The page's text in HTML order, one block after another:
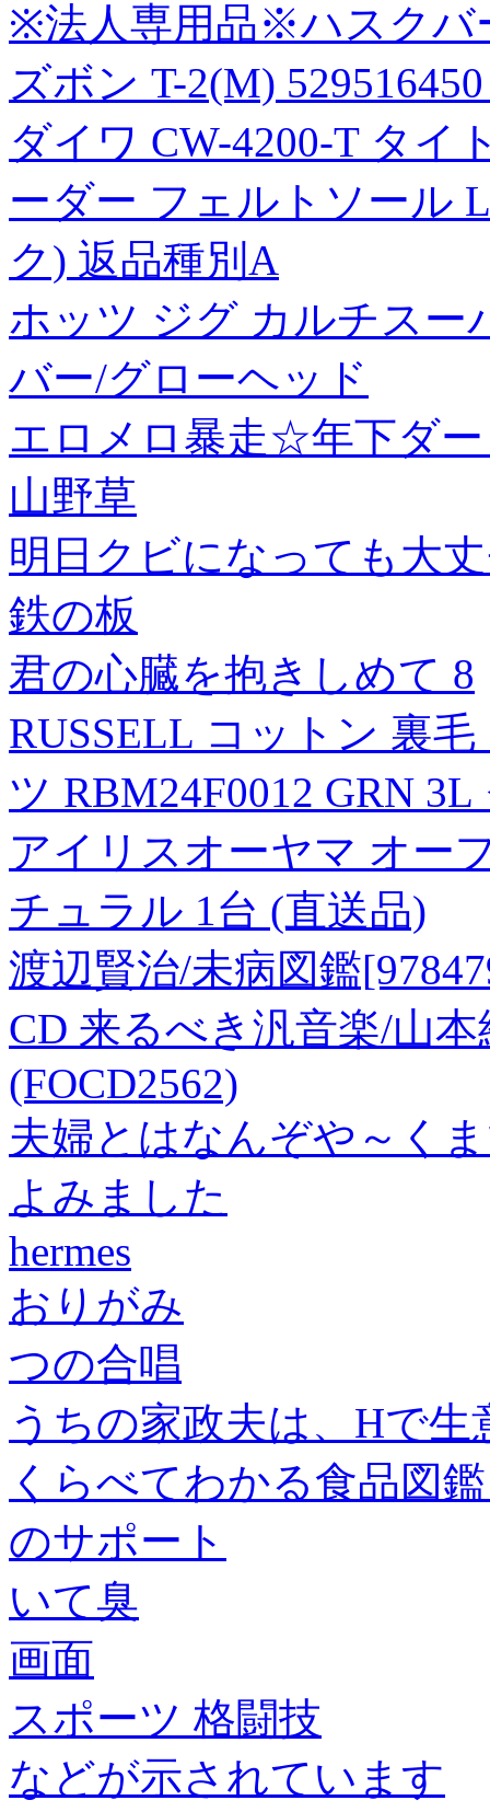
※法人専用品※ハスクバ
ズボン T-2(M)
ダイワ CW-4200-T タ
ーダー フェルトソール
ク) 返品種別A
ホッツ ジグ カルチスー
バー/グローヘッド
エロメロ暴走☆年下ダ
山野草
明日クビになっても大
鉄の板
君の心臓を抱きしめて 8
RUSSELL コットン 裏
ツ RBM24F0012 GRN
アイリスオーヤマ オー
チュラル 1台 (直送品)
渡辺賢治/未病図鑑
CD 来るべき汎音楽/山
(FOCD2562)
夫婦とはなんぞや～く
よみました
hermes
おりがみ
つの合唱
うちの家政夫は、Hで
くらべてわかる食品図
のサポート
いて臭
画面
スポーツ 格闘技
などが示されています